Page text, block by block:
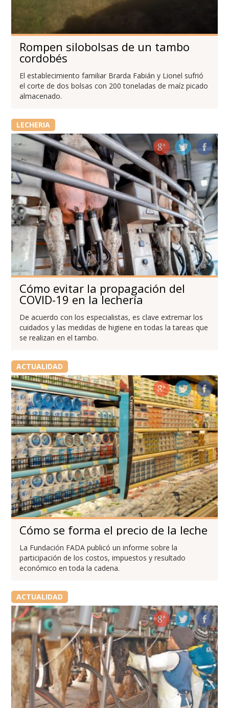
Rompen silobolsas de un tambo
cordobés
El establecimiento familiar Brarda Fabián y Lionel sufrió
el corte de dos bolsas con 200 toneladas de maíz picado
almacenado.
LECHERIA
Cómo evitar la propagación del
COVID-19 en la lechería
De acuerdo con los especialistas, es clave extremar los
cuidados y las medidas de higiene en todas la tareas que
se realizan en el tambo.
ACTUALIDAD
Cómo se forma el precio de la leche
La Fundación FADA publicó un informe sobre la
participación de los costos, impuestos y resultado
económico en toda la cadena.
ACTUALIDAD